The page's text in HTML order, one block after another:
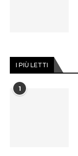
I PIÙ LETTI
1